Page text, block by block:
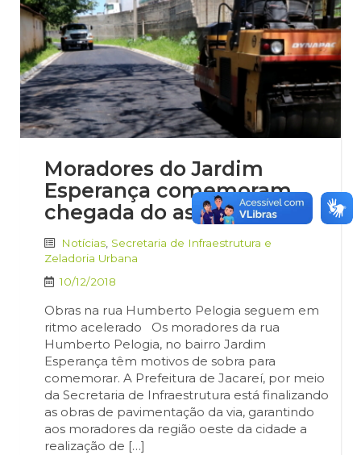
Moradores do Jardim
Esperança comemoram
chegada do asfalto
Notícias Secretaria de Infraestrutura e
Zeladoria Urbana
10/12/2018
Obras na rua Humberto Pelogia seguem em
ritmo acelerado Os moradores da rua
Humberto Pelogia, no bairro Jardim
Esperança têm motivos de sobra para
comemorar. A Prefeitura de Jacareí, por meio
da Secretaria de Infraestrutura está finalizando
as obras de pavimentação da via, garantindo
aos moradores da região oeste da cidade a
realização de […]